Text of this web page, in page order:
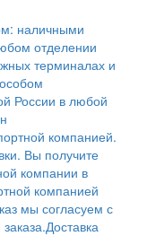
наличными
отделении
терминалах и
России в любой
компанией.
Вы получите
компании в
компанией
мы согласуем с
Доставка